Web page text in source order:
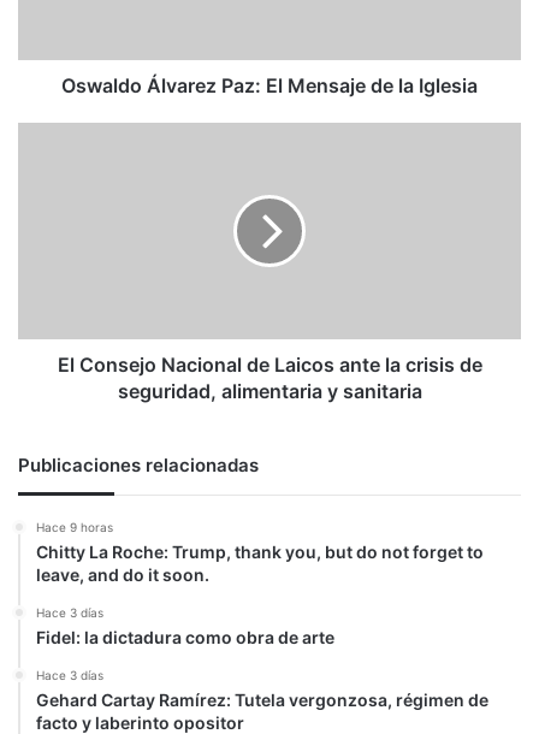
Oswaldo Álvarez Paz: El Mensaje de la Iglesia
de
seguridad,El Consejo Nacional de Laicos ante la crisis de
seguridad, alimentaria y sanitaria
Publicaciones relacionadas
Hace 9 horas
Chitty La Roche: Trump, thank you, but do not forget to
leave, and do it soon.
Hace 3 días
Fidel: la dictadura como obra de arte
Hace 3 días
Gehard Cartay Ramírez: Tutela vergonzosa, régimen de
facto y laberinto opositor